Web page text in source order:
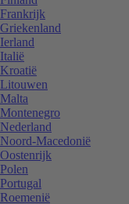
Frankrijk
Griekenland
Ierland
Italië
Kroatië
Litouwen
Malta
Montenegro
Nederland
Noord-Macedonië
Oostenrijk
Polen
Portugal
Roemenië